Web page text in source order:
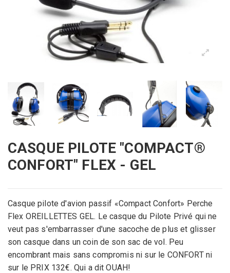
CASQUE PILOTE "COMPACT®
CONFORT" FLEX - GEL
Casque pilote d'avion passif «Compact Confort» Perche
Flex OREILLETTES GEL. Le casque du Pilote Privé qui ne
veut pas s'embarrasser d'une sacoche de plus et glisser
son casque dans un coin de son sac de vol. Peu
encombrant mais sans compromis ni sur le CONFORT ni
sur le PRIX 132€. Qui a dit OUAH!